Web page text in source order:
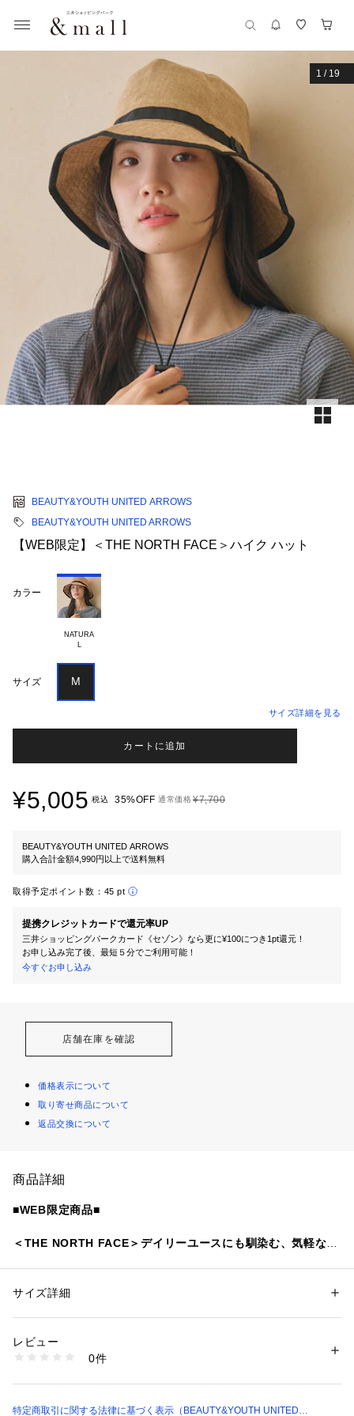
1 / 19
BEAUTY&YOUTH UNITED ARROWS
BEAUTY&YOUTH UNITED ARROWS
【WEB限定】＜THE NORTH FACE＞ハイク ハット
カラー
NATURA
サイズ M
サイズ詳細を見る
カートに追加
¥5,005 税込 35%OFF 通常価格¥7,700
BEAUTY&YOUTH UNITED ARROWS
購入合計金額4,990円以上で送料無料
取得予定ポイント数： 45 pt
提携クレジットカードで還元率UP
三井ショッピングパークカード《セゾン》なら更に¥100につき1pt還元！
お申し込み完了後、最短５分でご利用可能！
今すぐお申し込み
店舗在庫を確認
価格表示について
取り寄せ商品について
返品交換について
商品詳細
■WEB限定商品■
＜THE NORTH FACE＞デイリーユースにも馴染む、気軽な雰
■デザイン
ソフトな素材で丸めて携行でき、専用の収納袋付きです。
内側に配した面ファスナーのアジャスターでフィット感の調整
でラフな使い方ができます。
性別：レディース
素材：ポリエステル100％
洗濯：手洗い可
※詳しい洗濯方法については、商品の品質表示タグをご覧ください
18384000031 （ショップ）
サイズ詳細
レビュー
0件
特定商取引に関する法律に基づく表示（BEAUTY&YOUTH UNITED